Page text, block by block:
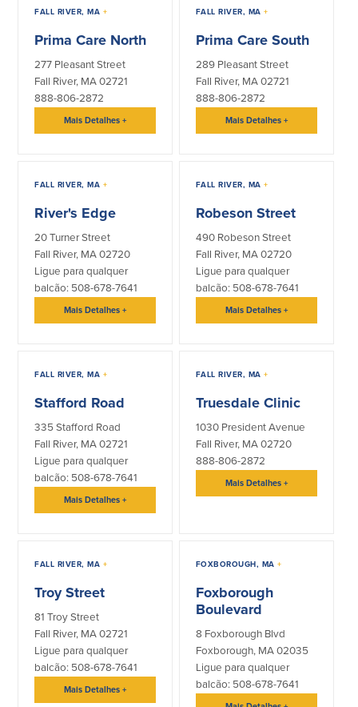
BayCoast Mortgage
Abrir Conta Online
Localizações
Procurar
Português
Español
Plimoth Investment
FALL RIVER, MA +
Prima Care North
277 Pleasant Street
Fall River, MA 02721
888-806-2872
Mais Detalhes+
FALL RIVER, MA+
Prima Care South
289 Pleasant Street
Fall River, MA 02721
888-806-2872
Mais Detalhes +
FALL RIVER, MA +
River's Edge
20 Turner Street
Fall River, MA 02720
Ligue para qualquer
balcão: 508-678-7641
Mais Detalhes+
FALL RIVER, MA+
Robeson Street
490 Robeson Street
Fall River, MA 02720
Ligue para qualquer
balcão: 508-678-7641
Mais Detalhes +
FALL RIVER, MA +
Stafford Road
335 Stafford Road
Fall River, MA 02721
Ligue para qualquer
balcão: 508-678-7641
Mais Detalhes+
FALL RIVER, MA+
Truesdale Clinic
1030 President Avenue
Fall River, MA 02720
888-806-2872
Mais Detalhes +
FALL RIVER, MA +
Troy Street
81 Troy Street
Fall River, MA 02721
Ligue para qualquer
balcão: 508-678-7641
Mais Detalhes+
FOXBOROUGH, MA+
Foxborough
Boulevard
8 Foxborough Blvd
Foxborough, MA 02035
Ligue para qualquer
balcão: 508-678-7641